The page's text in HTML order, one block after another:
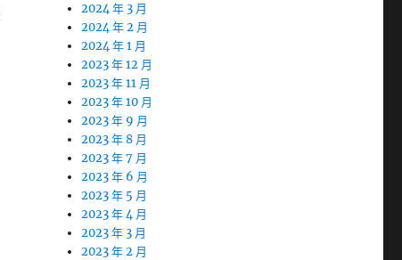
2024 年 3 月
2024 年 2 月
2024 年 1 月
2023 年 12 月
2023 年 11 月
2023 年 10 月
2023 年 9 月
2023 年 8 月
2023 年 7 月
2023 年 6 月
2023 年 5 月
2023 年 4 月
2023 年 3 月
2023 年 2 月